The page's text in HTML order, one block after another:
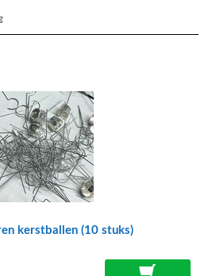
kerstballen (10 stuks)